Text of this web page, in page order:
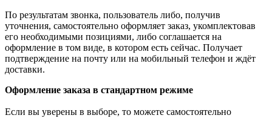
По результатам звонка, пользователь либо, получив
уточнения, самостоятельно оформляет заказ, укомплектовав
его необходимыми позициями, либо соглашается на
оформление в том виде, в котором есть сейчас. Получает
подтверждение на почту или на мобильный телефон и ждёт
доставки.
Оформление заказа в стандартном режиме
Если вы уверены в выборе, то можете самостоятельно